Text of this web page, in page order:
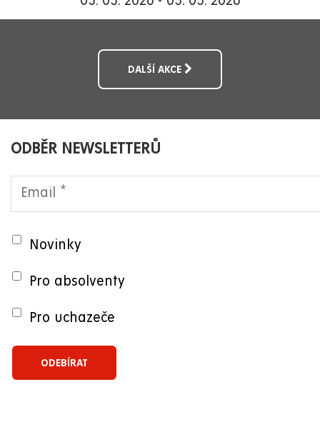
DALŠÍ AKCE
ODBĚR NEWSLETTERŮ
Novinky
Pro absolventy
Pro uchazeče